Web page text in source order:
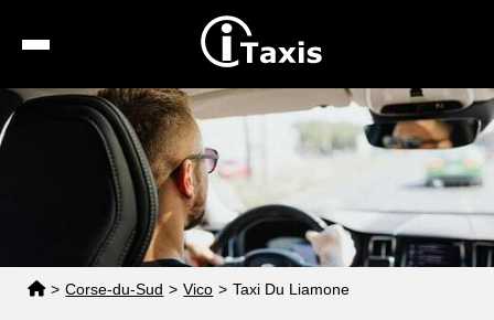
Recherche
Calcul de tarif
Taxis conventionnés
Espace pro
> Corse-du-Sud > Vico > Taxi Du Liamone